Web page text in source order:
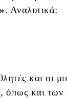
. Αναλυτικά:
και οι
και των